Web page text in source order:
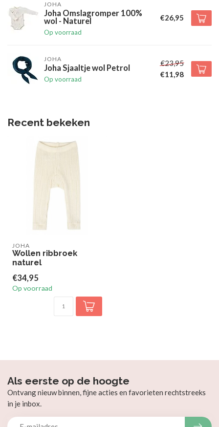
JOHA
Joha Omslagromper 100%
wol - Naturel
Op voorraad
€26,95
JOHA
Joha Sjaaltje wol Petrol
Op voorraad
€23,95
€11,98
Recent bekeken
JOHA
Wollen ribbroek
naturel
€34,95
Op voorraad
Als eerste op de hoogte
Ontvang nieuw binnen, fijne acties en favorieten rechtstreeks
in je inbox.